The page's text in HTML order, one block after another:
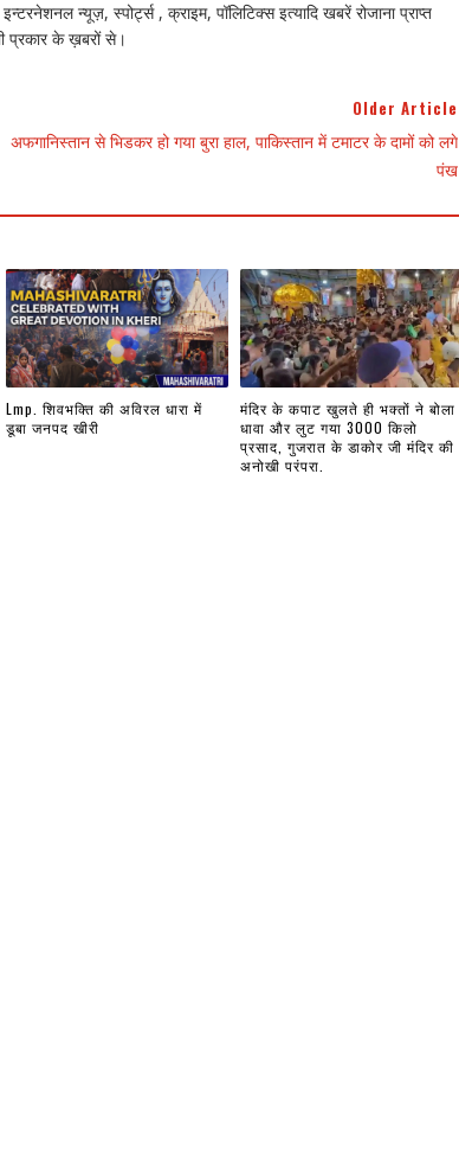
न्यूज़, स्पोर्ट्स , क्राइम, पॉलिटिक्स इत्यादि खबरें रोजाना प्राप्त
के ख़बरों से।
Older Article
अफगानिस्तान से भिडकर हो गया बुरा हाल, पाकिस्तान में टमाटर के दामों को लगे
पंख
Lmp. शिवभक्ति की अविरल धारा में
डूबा जनपद खीरी
मंदिर के कपाट खुलते ही भक्तों ने बोला
धावा और लुट गया 3000 किलो
प्रसाद, गुजरात के डाकोर जी मंदिर की
अनोखी परंपरा.